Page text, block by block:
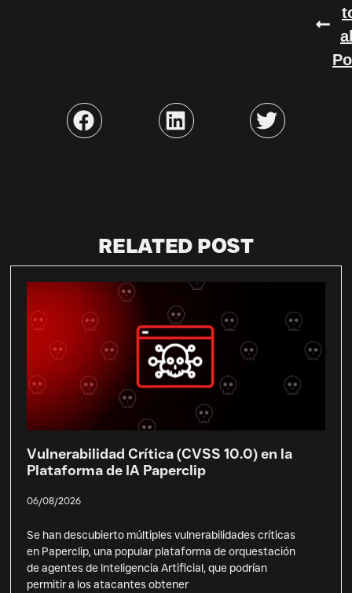
RELATED POST
Vulnerabilidad Crítica (CVSS 10.0) en la
Plataforma de IA Paperclip
06/08/2026
Se han descubierto múltiples vulnerabilidades críticas
en Paperclip, una popular plataforma de orquestación
de agentes de Inteligencia Artificial, que podrían
permitir a los atacantes obtener